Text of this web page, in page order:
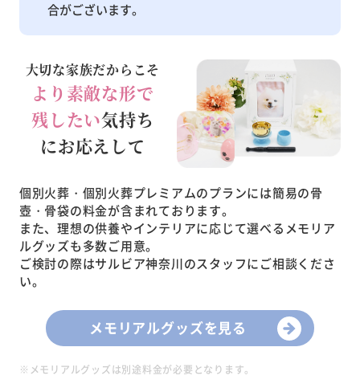
合がございます。
大切な家族だからこそ
より素敵な形で
残したい気持ち
にお応えして
個別火葬・個別火葬プレミアムのプランには簡易の骨
壺・骨袋の料金が含まれております。
また、理想の供養やインテリアに応じて選べるメモリア
ルグッズも多数ご用意。
ご検討の際はサルビア神奈川のスタッフにご相談くださ
い。
メモリアルグッズを見る
※メモリアルグッズは別途料金が必要となります。